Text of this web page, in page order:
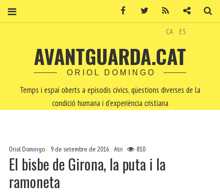
CA ES
AVANTGUARDA.CAT
ORIOL DOMINGO
Temps i espai oberts a episodis cívics, qüestions diverses de la
condició humana i d'experiència cristiana
Oriol Domingo 9 de setembre de 2016 Atri 810
El bisbe de Girona, la puta i la
ramoneta
Facebook Twitter Contacte